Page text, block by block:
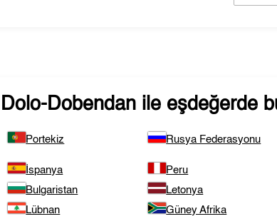
Dolo-Dobendan ile eşdeğerde
Portekiz Rusya Federasyonu
İspanya Peru
Bulgaristan
Letonya
Lübnan
Güney Afrika